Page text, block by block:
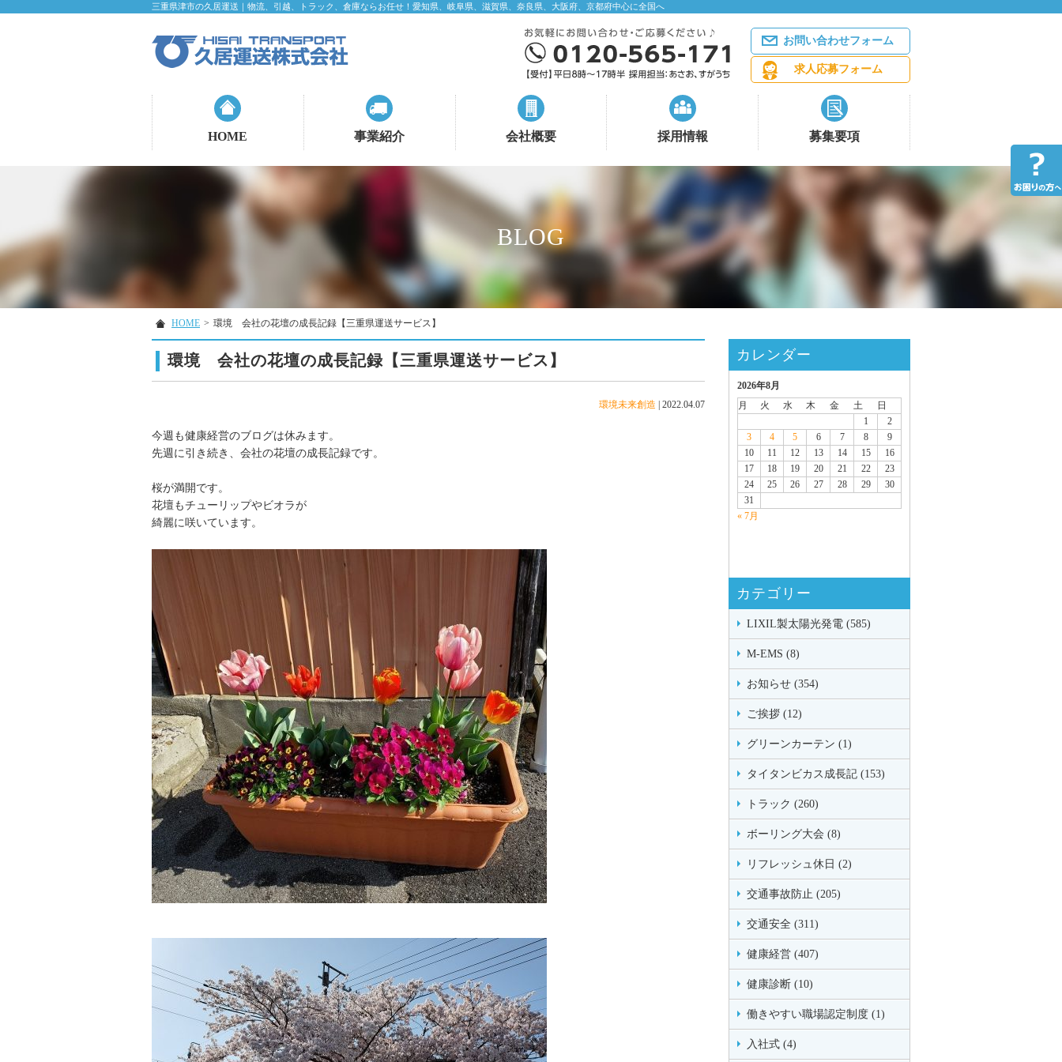
三重県津市の久居運送｜物流、引越、トラック、倉庫ならお任せ！愛知県、岐阜県、滋賀県、奈良県、大阪府、京都府中心に全国へ
お問い合わせフォーム
求人応募フォーム
HOME 事業紹介 会社概要 採用情報 募集要項
BLOG
HOME > 環境 会社の花壇の成長記録【三重県運送サービス】
環境 会社の花壇の成長記録【三重県運送サービス】
環境未来創造 2022.04.07
今週も健康経営のブログは休みます。
先週に引き続き、会社の花壇の成長記録です。
桜が満開です。
花壇もチューリップやビオラが
綺麗に咲いています。
カレンダー
2026年8月
月
火 水 木 金 土
日
1
2
3
4 5 6 7 8
9
10
11 12 13 14 15
16
17
18 19 20 21 22
23
24
25 26 27 28 29
30
31
« 7月
カテゴリー
LIXIL製太陽光発電 (585)
M-EMS (8)
お知らせ (354)
ご挨拶 (12)
グリーンカーテン (1)
タイタンビカス成長記 (153)
トラック (260)
ボーリング大会 (8)
リフレッシュ休日 (2)
交通事故防止 (205)
交通安全 (311)
健康経営 (407)
健康診断 (10)
働きやすい職場認定制度 (1)
入社式 (4)